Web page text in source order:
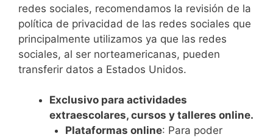
redes sociales, recomendamos la revisión de la
política de privacidad de las redes sociales que
principalmente utilizamos ya que las redes
sociales, al ser norteamericanas, pueden
transferir datos a Estados Unidos.
Exclusivo para actividades
extraescolares, cursos y talleres online.
Plataformas online: Para poder